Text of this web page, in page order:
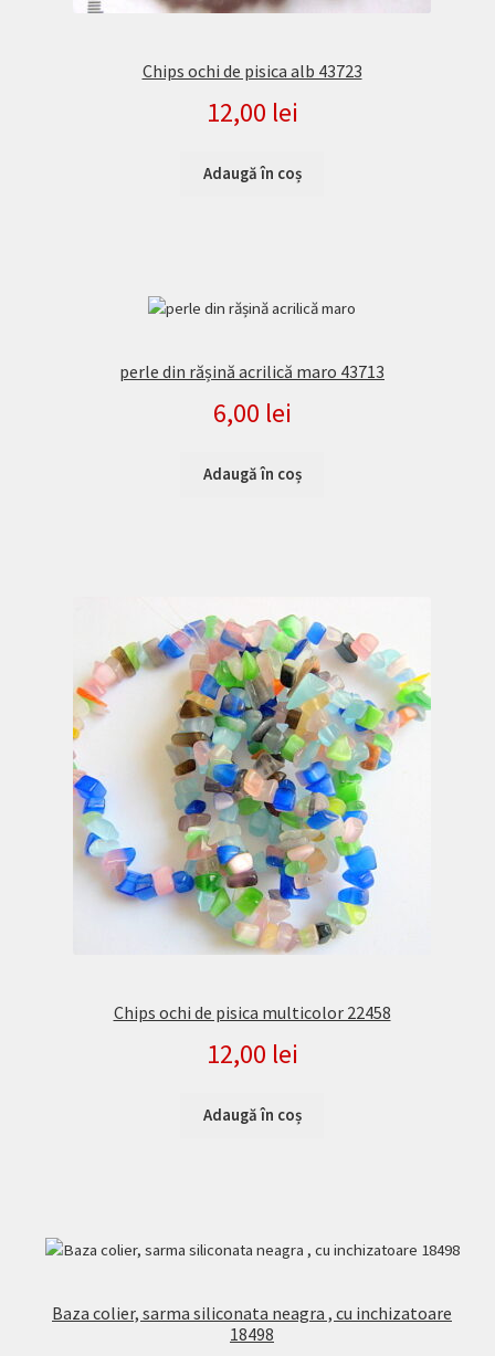
Chips ochi de pisica alb 43723
12,00 lei
Adaugă în coș
perle din rășină acrilică maro 43713
6,00 lei
Adaugă în coș
Chips ochi de pisica multicolor 22458
12,00 lei
Adaugă în coș
Baza colier, sarma siliconata neagra , cu inchizatoare
18498